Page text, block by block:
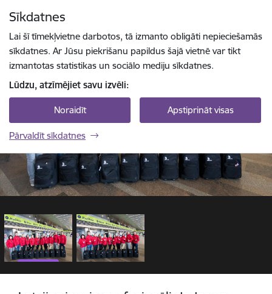
Sīkdatnes
Lai šī tīmekļvietne darbotos, tā izmanto obligāti nepieciešamās
sīkdatnes. Ar Jūsu piekrišanu papildus šajā vietnē var tikt
izmantotas statistikas un sociālo mediju sīkdatnes.
Lūdzu, atzīmējiet savu izvēli:
Noraidīt Apstiprināt visas
Pārvaldīt sīkdatnes
1 / 2